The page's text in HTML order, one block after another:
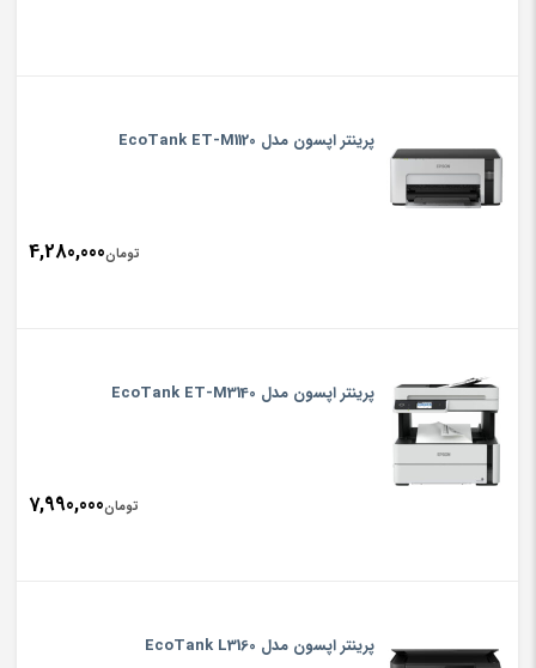
پرینتر اپسون مدل EcoTank ET-M1120
تومان4,280,000
پرینتر اپسون مدل EcoTank ET-M3140
تومان7,990,000
پرینتر اپسون مدل EcoTank L3160